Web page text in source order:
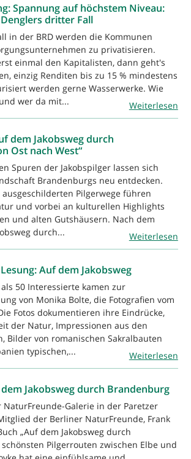
Spannung auf höchstem Niveau:
dritter Fall
in der BRD werden die Kommunen
zu privatisieren.
einmal den Kapitalisten, dann geht's
einzig Renditen bis zu 15 % mindestens
werden gerne Wasserwerke. Wie
wer da mit...
Weiterlesen
dem Jakobsweg durch
Ost nach West“
Spuren der Jakobspilger lassen sich
Brandenburgs neu entdecken.
Pilgerwege führen
und vorbei an kulturellen Highlights
und alten Gutshäusern. Nach dem
durch...
Weiterlesen
Auf dem Jakobsweg
50 Interessierte kamen zur
von Monika Bolte, die Fotografien vom
Fotos dokumentieren ihre Eindrücke,
der Natur, Impressionen aus den
Bilder von romanischen Sakralbauten
typischen,...
Weiterlesen
Jakobsweg durch Brandenburg
Galerie in der Paretzer
der Berliner NaturFreunde, Frank
„Auf dem Jakobsweg durch
Pilgerrouten zwischen Elbe und